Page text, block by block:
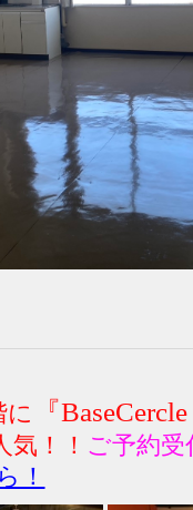
に
『
気！！ ご予約受
！